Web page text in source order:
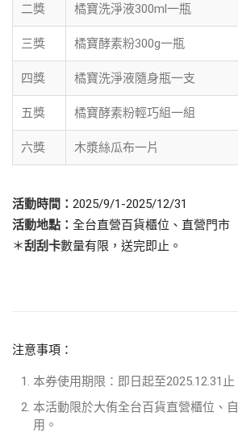
二獎 橘寶洗淨液300ml一瓶
三獎 橘寶酵素粉300g一瓶
四獎 橘寶洗淨液隨身瓶一支
五獎 橘寶酵素粉輕巧組一組
六獎 木漿絲瓜布一片
活動時間： 2025/9/1-2025/12/31
活動地點： 全台直營百貨櫃位、直營門市
＊刮刮卡數量有限，送完即止。
注意事項：
本券使用期限：即日起至2025.12.31止
本活動限於大侑全台百貨直營櫃位、
用。